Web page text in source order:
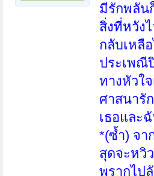
มีรักพลัน
สิ่งที่หวัง
กลับเหลื
ประเพณี
ทางหัวใ
ศาสนารั
เธอและ
*(ซ้ำ) จา
สุดจะหวิ
พรากไป